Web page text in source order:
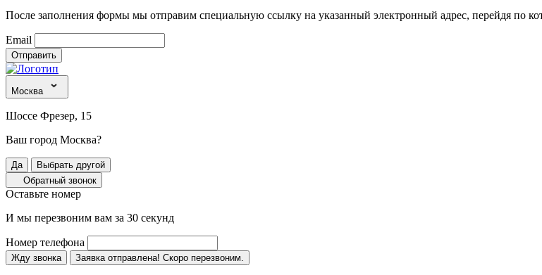
После заполнения формы мы отправим специальную ссылку на указанный электронный адрес, перейдя по
Email
Отправить
Москва
Шоссе Фрезер, 15
Ваш город Москва?
Да
Выбрать другой
Обратный звонок
Оставьте номер
И мы перезвоним вам за 30 секунд
Номер телефона
Жду звонка Заявка отправлена! Скоро перезвоним.